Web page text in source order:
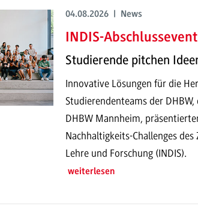
04.08.2026 | News
INDIS-
Studierende pitchen
Innovative Lösungen für die
Studierendenteams der
DHBW Mannheim,
Nachhaltigkeits-Challenges
Lehre und Forschung (INDIS).
weiterlesen